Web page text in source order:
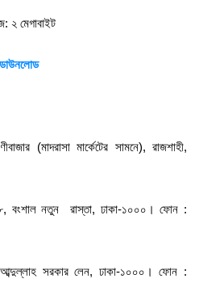
২ মেগাবাইট
ডাউনলোড
(মাদরাসা মার্কেটের সামনে), রাজশাহী,
বংশাল নতুন রাস্তা, ঢাকা-১০০০। ফোন :
আব্দুল্লাহ সরকার লেন, ঢাকা-১০০০। ফোন :